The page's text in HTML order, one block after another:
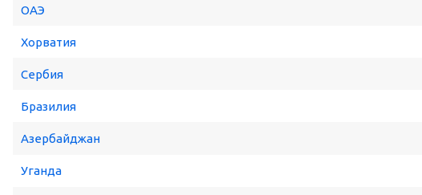
ОАЭ
Хорватия
Сербия
Бразилия
Азербайджан
Уганда